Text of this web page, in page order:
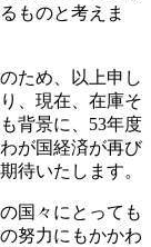
ものと考えま
ため、以上申し
、現在、在庫そ
背景に、53年度
が国経済が再び
待いたします。
国々にとっても
努力にもかかわ